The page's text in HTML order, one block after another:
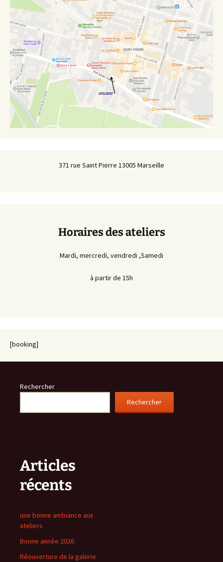
371 rue Saint Pierre 13005 Marseille
Horaires des ateliers
Mardi, mercredi, vendredi ,Samedi
à partir de 15h
[booking]
Rechercher
Rechercher
Articles
récents
une bonne ambiance aux
ateliers
Bonne année 2026
Réouverture de la galerie